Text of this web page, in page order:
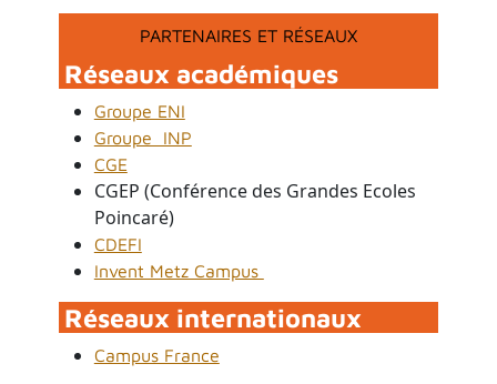
PARTENAIRES ET RÉSEAUX
Réseaux académiques
Groupe ENI
Groupe INP
CGE
CGEP (Conférence des Grandes Ecoles
Poincaré)
CDEFI
Invent Metz Campus
Réseaux internationaux
Campus France